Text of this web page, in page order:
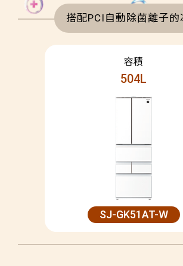
搭配PCI自動除菌離子的
504L
SJ-GK51AT-W